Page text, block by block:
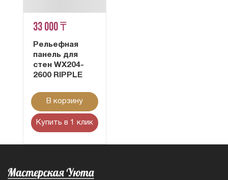
33 000 ₸
Рельефная
панель для
стен WX204-
2600 RIPPLE
В корзину
Купить в 1 клик